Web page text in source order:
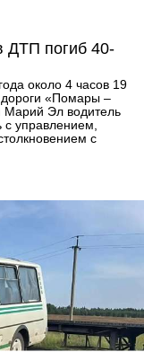
ДТП погиб 40-
около 4 часов 19
«Помары –
Марий Эл водитель
управлением,
с